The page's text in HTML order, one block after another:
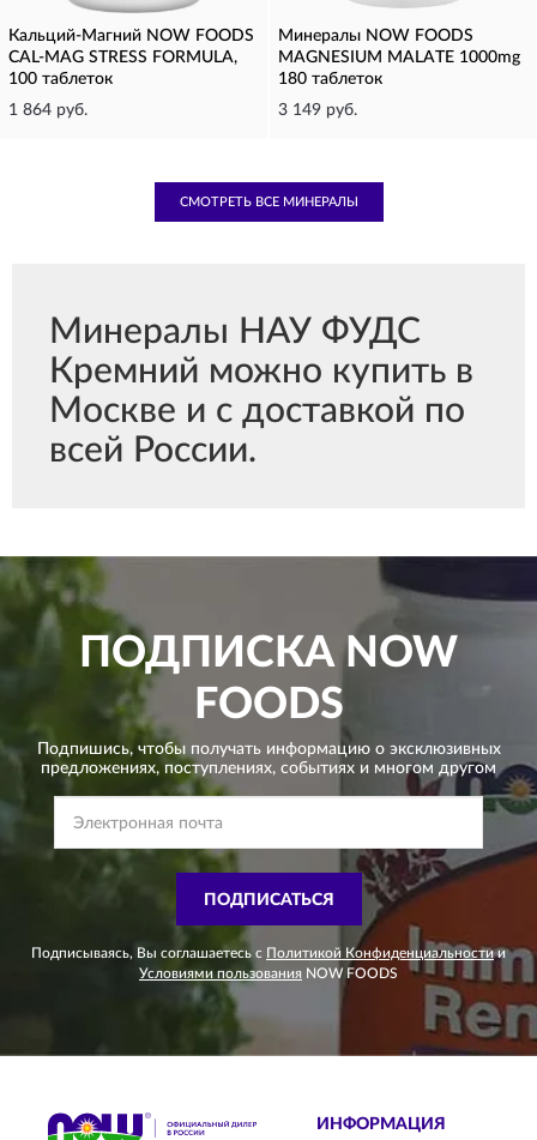
Кальций-Магний NOW FOODS
CAL-MAG STRESS FORMULA,
100 таблеток
1 864 руб.
Минералы NOW FOODS
MAGNESIUM MALATE 1000mg
180 таблеток
3 149 руб.
СМОТРЕТЬ ВСЕ МИНЕРАЛЫ
Минералы НАУ ФУДС
Кремний можно купить в
Москве и с доставкой по
всей России.
ПОДПИСКАNOW
FOODS
Подпишись, чтобы получать информацию о эксклюзивных
предложениях, поступлениях, событиях и многом другом
ПОДПИСАТЬСЯ
Подписываясь, Вы соглашаетесь с Политикой Конфиденциальности и
Условиями пользования NOW FOODS
ИНФОРМАЦИЯ